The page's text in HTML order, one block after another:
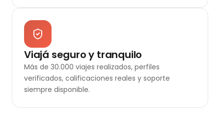
Viajá seguro y tranquilo
Más de 30.000 viajes realizados, perfiles
verificados, calificaciones reales y soporte
siempre disponible.